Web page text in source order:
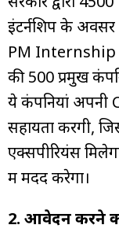
इंटर्नशिप के अवसर
PM Internship
की 500 प्रमुख
ये कंपनियां अपनी
सहायता करेंगी,
एक्सपीरियंस
में मदद करेगा।
2. आवेदन करने